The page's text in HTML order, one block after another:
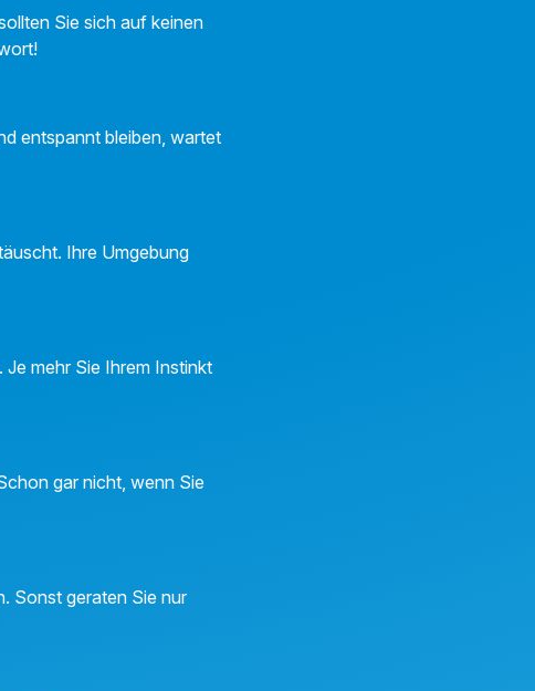
Sie sich auf keinen
entspannt bleiben, wartet
Ihre Umgebung
mehr Sie Ihrem Instinkt
gar nicht, wenn Sie
Sonst geraten Sie nur